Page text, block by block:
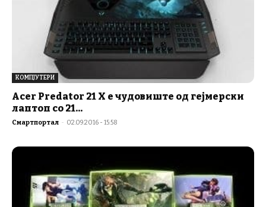
КОМПЈУТЕРИ
Acer Predator 21 X е чудовиште од гејмерски
лаптоп со 21...
Смартпортал - 02.09.2016 - 15:58